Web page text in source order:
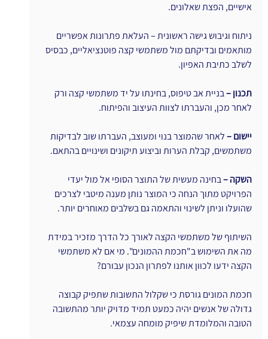
אישיים, הפצת שאלונים.
ניתוח וגיבוש גישה ראשונית – העלאת פתרונות אפשריים
מותאמים ובדיקתם מול משתמשי קצה פוטנציאליים, כבסיס
לשלב כתיבת האפיון.
תכנון – בניית אב טיפוס, בחינתו על יד משתמשי קצה ורק
לאחר מכן, והעברתו לצוות העיצוב והפיתוח.
יישום – לאחר שהמוצר בנוי ומעוצב, העברתו שוב לבדיקות
משתמשים, קבלת הערות וביצוע תיקונים ושינויים בהתאם.
השקה – בחינה מעשית של התוצר הסופי אל מול יעדי
הפרויקט מתוך הנחה כי המוצר נותן מענה מיטבי לצרכים
שהועלו וניתן לשינוי והתאמה גם בשלבים מאוחרים יותר.
השיתוף של משתמשי הקצה לאורך כל הדרך מזכיר במידת
מה את השימוש ב"חכמת ההמונים". מי אם לא משתמשי
הקצה ידעו לכוון אותנו לפתרון הנכון עבורם?
חכמת המונים גורסת כי שקלול התשובות שתפיק קבוצה
גדולה של אנשים יהיה כמעט תמיד מדויק יותר מהתשובה
הטובה והמלומדת שיפיק מומחה עצמאי.